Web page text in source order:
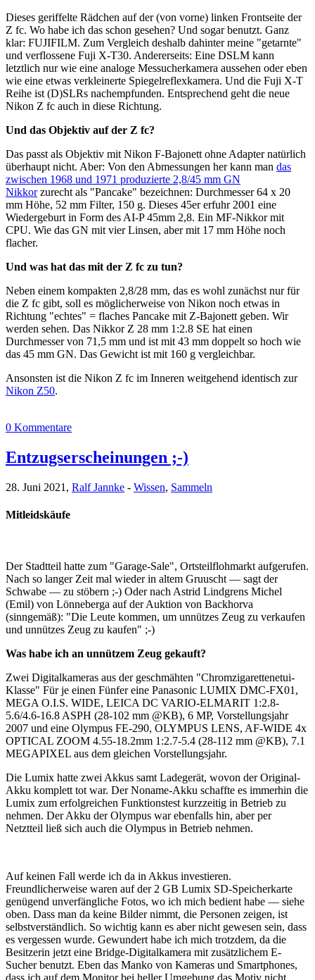
Dieses geriffelte Rädchen auf der (von vorne) linken Frontseite der
Z fc. Wo habe ich das schon gesehen? Und sogar benutzt. Ganz
klar: FUJIFILM. Zum Vergleich deshalb dahinter meine "getarnte"
und verflossene Fuji X-T30. Andererseits: Eine DSLM kann
letztlich nur wie eine analoge Messucherkamera aussehen oder eben
wie eine etwas verkleinerte Spiegelreflexkamera. Und die Fuji X-T
Reihe ist (D)SLRs nachempfunden. Entsprechend geht die neue
Nikon Z fc auch in diese Richtung.
Und das Objektiv auf der Z fc?
Das passt als Objektiv mit Nikon F-Bajonett ohne Adapter natürlich
überhaupt nicht. Aber: Von den Abmessungen her kann man das
zwischen 1968 und 1971 produzierte 2,8/45 mm GN
Nikkorzurecht als "Pancake" bezeichnen: Durchmesser 64 x 20
mm Höhe, 52 mm Filter, 150 g. Dieses 45er erfuhr 2001 eine
Wiedergeburt in Form des AI-P 45mm 2,8. Ein MF-Nikkor mit
CPU. Wie das GN mit vier Linsen, aber mit 17 mm Höhe noch
flacher.
Und was hat das mit der Z fc zu tun?
Neben einem kompakten 2,8/28 mm, das es wohl zunächst nur für
die Z fc gibt, soll es möglicherweise von Nikon noch etwas in
Richtung "echtes" = flaches Pancake mit Z-Bajonett geben. Wir
werden sehen. Das Nikkor Z 28 mm 1:2.8 SE hat einen
Durchmesser von 71,5 mm und ist mit 43 mm doppelt so hoch wie
das 45 mm GN. Das Gewicht ist mit 160 g vergleichbar.
Ansonsten ist die Nikon Z fc im Inneren weitgehend identisch zur
Nikon Z50.
0 Kommentare
Entzugserscheinungen ;-)
28. Juni 2021, Ralf Jannke - Wissen, Sammeln
Mitleidskäufe
Der Stadtteil hatte zum "Garage-Sale", Ortsteilflohmarkt aufgerufen.
Nach so langer Zeit mal wieder in altem Gruuscht — sagt der
Schwabe — zu stöbern ;-) Oder nach Astrid Lindgrens Michel
(Emil) von Lönneberga auf der Auktion von Backhorva
(sinngemäß): "Die Leute kommen, um unnützes Zeug zu verkaufen
und unnützes Zeug zu kaufen" ;-)
Was habe ich an unnützem Zeug gekauft?
Zwei Digitalkameras aus der geschmähten "Chromzigarettenetui-
Klasse" Für je einen Fünfer eine Panasonic LUMIX DMC-FX01,
MEGA O.I.S. WIDE, LEICA DC VARIO-ELMARIT 1:2.8-
5.6/4.6-16.8 ASPH (28-102 mm @KB), 6 MP, Vorstellungsjahr
2007 und eine Olympus FE-290, OLYMPUS LENS, AF-WIDE 4x
OPTICAL ZOOM 4.55-18.2mm 1:2.7-5.4 (28-112 mm @KB), 7.1
MEGAPIXEL aus dem gleichen Vorstellungsjahr.
Die Lumix hatte zwei Akkus samt Ladegerät, wovon der Original-
Akku komplett tot war. Der Noname-Akku schaffte es immerhin die
Lumix zum erfolgreichen Funktionstest kurzzeitig in Betrieb zu
nehmen. Der Akku der Olympus war ebenfalls hin, aber per
Netztteil ließ sich auch die Olympus in Betrieb nehmen.
Auf keinen Fall werde ich da in Akkus investieren.
Freundlicherweise waren auf der 2 GB Lumix SD-Speicherkarte
genügend unverfängliche Fotos, wo ich mich bedient habe — siehe
oben. Dass man da keine Bilder nimmt, die Personen zeigen, ist
selbstverständlich. So wichtig kann es aber nicht gewesen sein, dass
es vergessen wurde. Gewundert habe ich mich trotzdem, da die
Besitzerin jetzt eine Bridge-Digitalkamera mit zusätzlichem E-
Sucher benutzt. Eben das Manko von Kameras und Smartphones,